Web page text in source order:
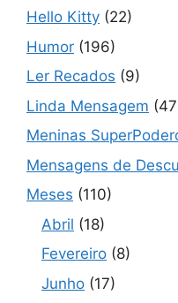
Hello Kitty (22)
Humor (196)
Ler Recados (9)
Linda Mensagem
Meninas
Mensagens de
Meses (110)
Abril (18)
Fevereiro (8)
Junho (17)